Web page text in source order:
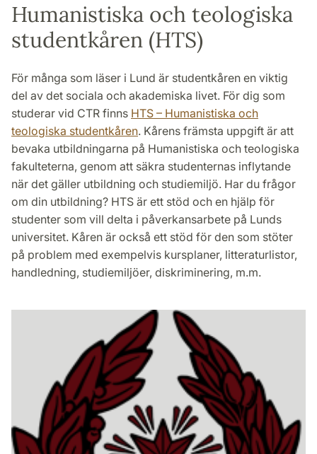
Humanistiska och teologiska
studentkåren (HTS)
För många som läser i Lund är studentkåren en viktig
del av det sociala och akademiska livet. För dig som
studerar vid CTR finns HTS – Humanistiska och
teologiska studentkåren. Kårens främsta uppgift är att
bevaka utbildningarna på Humanistiska och teologiska
fakulteterna, genom att säkra studenternas inflytande
när det gäller utbildning och studiemiljö. Har du frågor
om din utbildning? HTS är ett stöd och en hjälp för
studenter som vill delta i påverkansarbete på Lunds
universitet. Kåren är också ett stöd för den som stöter
på problem med exempelvis kursplaner, litteraturlistor,
handledning, studiemiljöer, diskriminering, m.m.